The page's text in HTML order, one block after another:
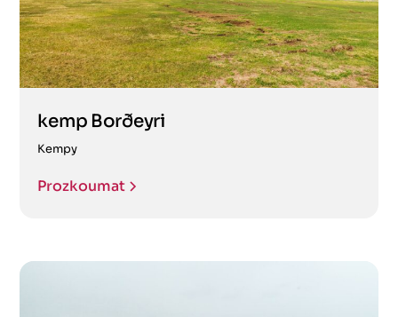
kemp Borðeyri
Kempy
Prozkoumat